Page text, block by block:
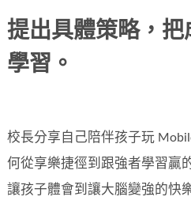
提出具體策略，
學習。
校長分享自己陪伴孩子玩
何從享樂捷徑到跟強者學習贏
讓孩子體會到讓大腦變強的快